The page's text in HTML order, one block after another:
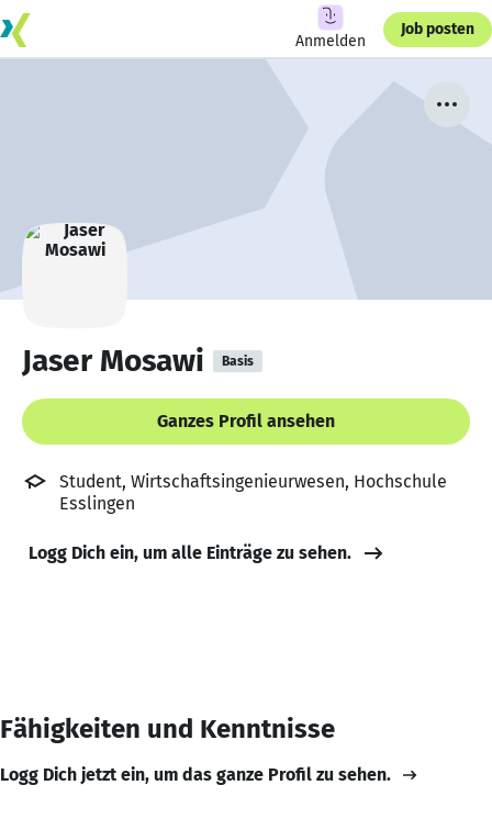
Anmelden
Job posten
Jaser Mosawi Basis
Ganzes Profil ansehen
Student, Wirtschaftsingenieurwesen, Hochschule
Esslingen
Logg Dich ein, um alle Einträge zu sehen.
Fähigkeiten und Kenntnisse
Logg Dich jetzt ein, um das ganze Profil zu sehen.